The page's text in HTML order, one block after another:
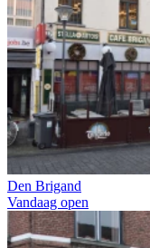
Den Brigand
Vandaag open